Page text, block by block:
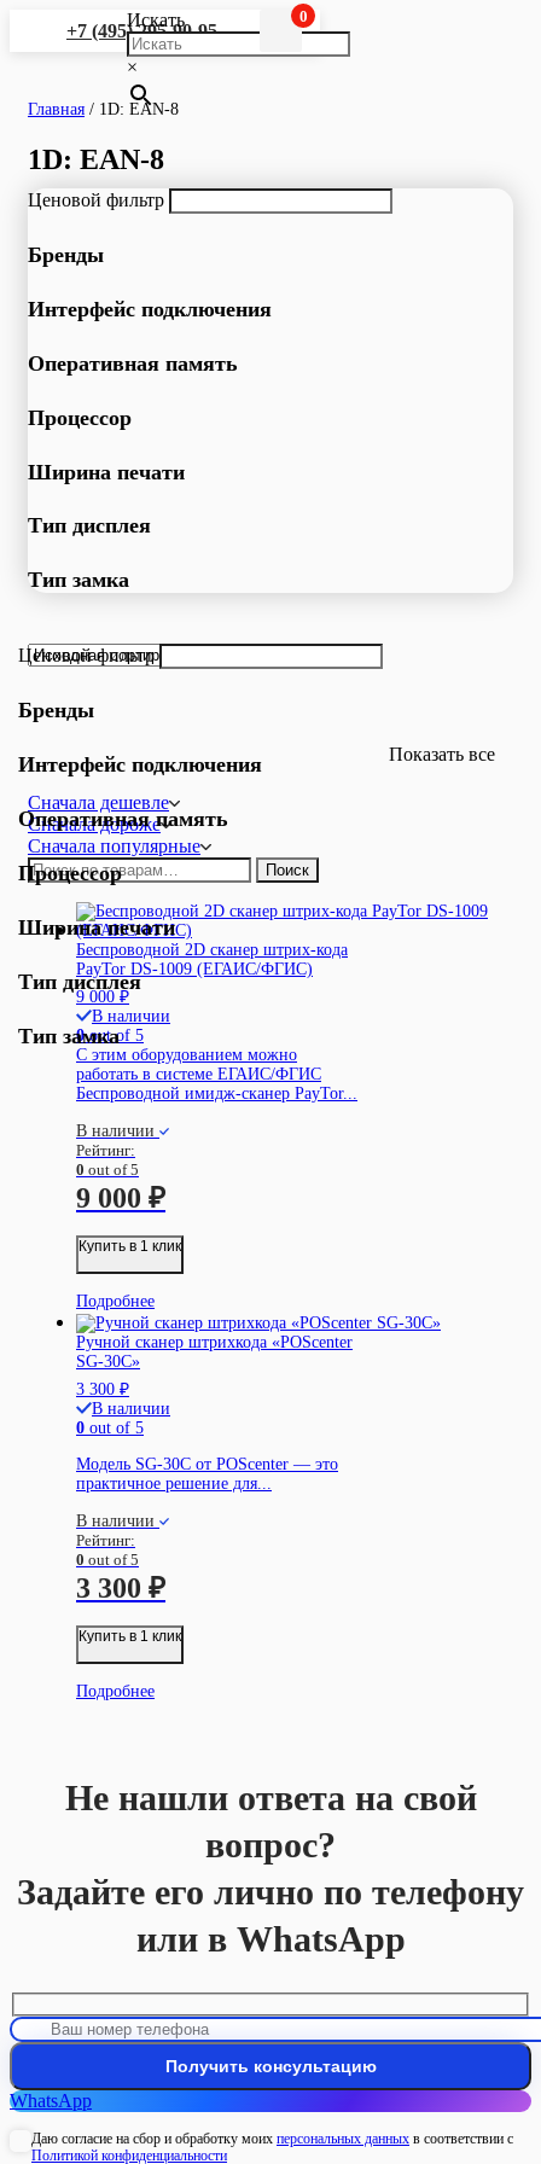
+7 (495) 295-90-95
Искать
×
0
Главная / 1D: EAN-8
1D: EAN-8
Ценовой фильтр
Бренды
Интерфейс подключения
Оперативная память
Процессор
Ширина печати
Тип дисплея
Тип замка
Ценовой фильтр
Бренды
Интерфейс подключения
Оперативная память
Процессор
Ширина печати
Тип дисплея
Тип замка
Показать все
Сначала дешевле
Сначала дороже
Сначала популярные
Искать:
Поиск
Беспроводной 2D сканер штрих-кода
PayTor DS-1009 (ЕГАИС/ФГИС)
9 000 ₽
В наличии
0out of 5
С этим оборудованием можно
работать в системе ЕГАИС/ФГИС
Беспроводной имидж-сканер PayTor...
В наличии
Рейтинг:
0 out of 5
9 000 ₽
Купить в 1 клик
Подробнее
Ручной сканер штрихкода «POScenter
SG-30C»
3 300 ₽
В наличии
0 out of 5
Модель SG-30C от POScenter — это
практичное решение для...
В наличии
Рейтинг:
0 out of 5
3 300 ₽
Купить в 1 клик
Подробнее
Не нашли ответа на свой
вопрос?
Задайте его лично по телефону
или в WhatsApp
WhatsApp
Даю согласие на сбор и обработку моих персональных данных в соответствии с
Политикой конфиденциальности